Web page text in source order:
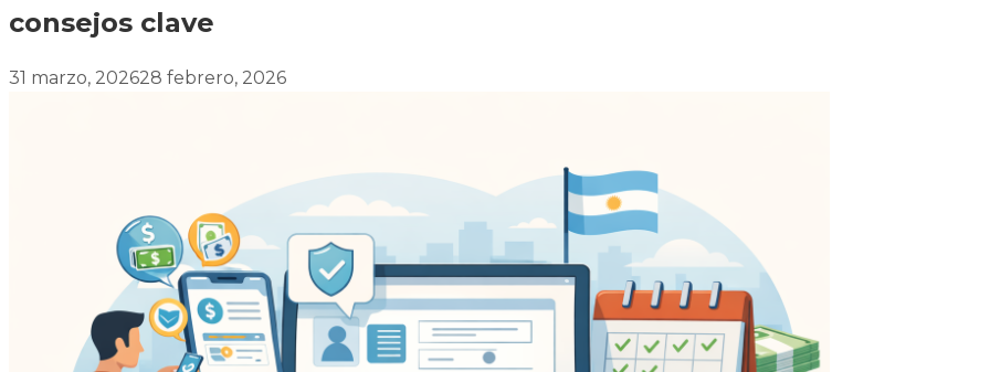
consejos clave
31 marzo, 202628 febrero, 2026